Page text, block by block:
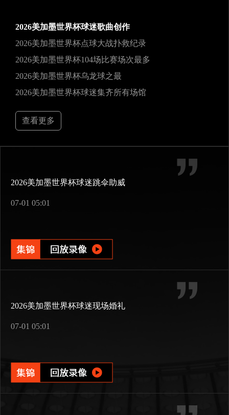
2026美加墨世界杯球迷歌曲创作
2026美加墨世界杯点球大战扑救纪录
2026美加墨世界杯104场比赛场次最多
2026美加墨世界杯乌龙球之最
2026美加墨世界杯球迷集齐所有场馆
查看更多
2026美加墨世界杯球迷跳伞助威
07-01 05:01
2026美加墨世界杯球迷现场婚礼
07-01 05:01